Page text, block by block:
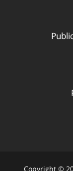
Copyright ©